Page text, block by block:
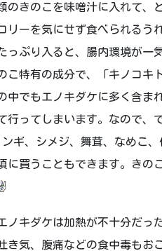
のきのこを味噌汁に入れて、
ーを気にせず食べられるう
っぷり入ると、腸内環境が一
こ特有の成分で、「キノコキ
中でもエノキダケに多く含ま
行ってしまいます。なので、
ギ、シメジ、舞茸、なめこ
に買うこともできます。きの
ノキダケは加熱が不十分だっ
き気、腹痛などの食中毒もお